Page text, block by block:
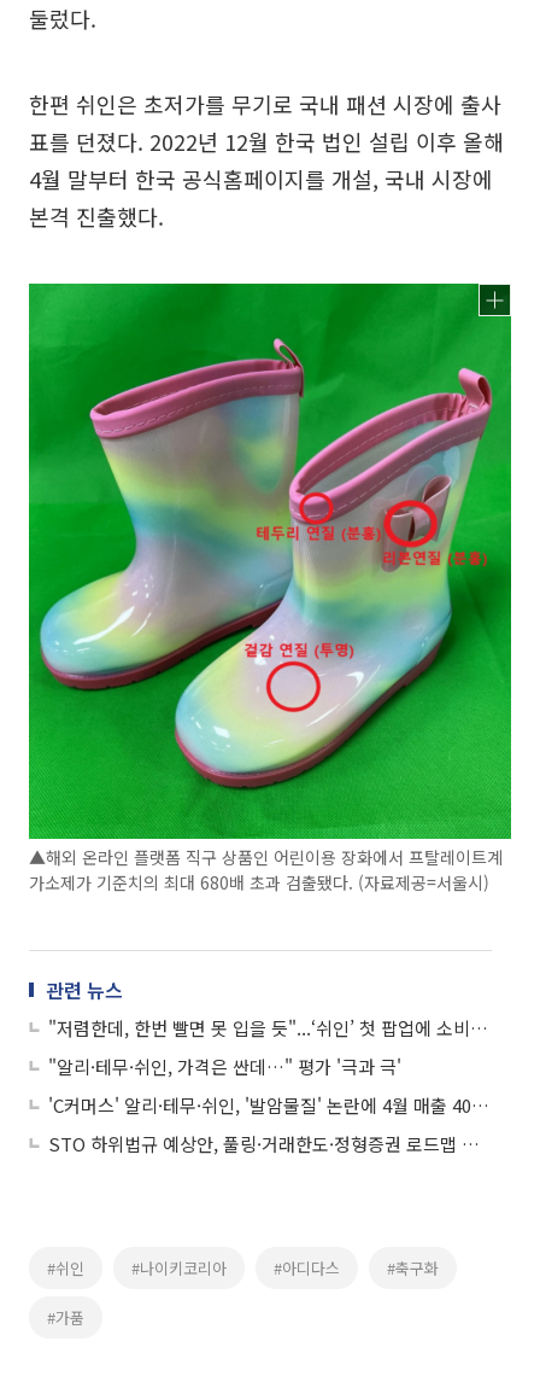
둘렀다.
한편 쉬인은 초저가를 무기로 국내 패션 시장에 출사
표를 던졌다. 2022년 12월 한국 법인 설립 이후 올해
4월 말부터 한국 공식홈페이지를 개설, 국내 시장에
본격 진출했다.
▲해외 온라인 플랫폼 직구 상품인 어린이용 장화에서 프탈레이트계
가소제가 기준치의 최대 680배 초과 검출됐다. (자료제공=서울시)
관련 뉴스
"저렴한데, 한번 빨면 못 입을 듯"...‘쉬인’ 첫 팝업에 소비자 실망
"알리·테무·쉬인, 가격은 싼데…" 평가 '극과 극'
'C커머스' 알리·테무·쉬인, '발암물질' 논란에 4월 매출 40%↓
STO 하위법규 예상안, 풀링·거래한도·정형증권 로드맵 제시
#쉬인 #나이키코리아 #아디다스 #축구화
#가품